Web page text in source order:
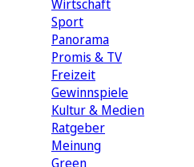
Wirtschaft
Sport
Panorama
Promis & TV
Freizeit
Gewinnspiele
Kultur & Medien
Ratgeber
Meinung
Green